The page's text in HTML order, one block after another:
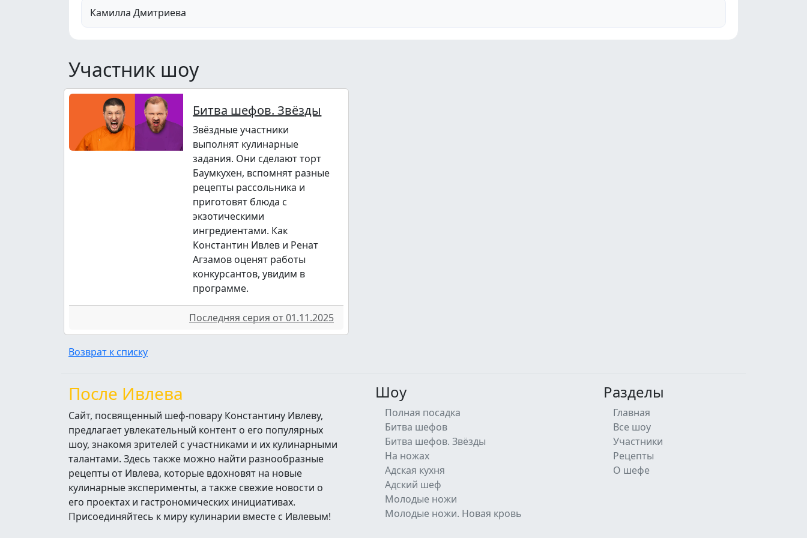
Камилла Дмитриева
Участник шоу
Битва шефов. Звёзды
Звёздные участники
выполнят кулинарные
задания. Они сделают торт
Баумкухен, вспомнят разные
рецепты рассольника и
приготовят блюда с
экзотическими
ингредиентами. Как
Константин Ивлев и Ренат
Агзамов оценят работы
конкурсантов, увидим в
программе.
Последняя серия от 01.11.2025
Возврат к списку
После Ивлева
Сайт, посвященный шеф-повару Константину Ивлеву,
предлагает увлекательный контент о его популярных
шоу, знакомя зрителей с участниками и их кулинарными
талантами. Здесь также можно найти разнообразные
рецепты от Ивлева, которые вдохновят на новые
кулинарные эксперименты, а также свежие новости о
его проектах и гастрономических инициативах.
Присоединяйтесь к миру кулинарии вместе с Ивлевым!
Шоу
Полная посадка
Битва шефов
Битва шефов. Звёзды
На ножах
Адская кухня
Адский шеф
Молодые ножи
Молодые ножи. Новая кровь
Разделы
Главная
Все шоу
Участники
Рецепты
О шефе